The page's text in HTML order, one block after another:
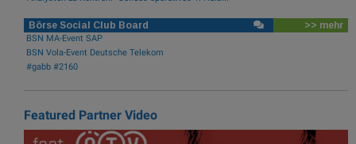
Börse Social Club Board >> mehr
BSN MA-Event SAP
BSN Vola-Event Deutsche Telekom
#gabb #2160
Featured Partner Video